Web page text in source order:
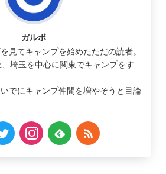
ガルボ
見てキャンプを始めたただの読者。
埼玉を中心に関東でキャンプをす
でにキャンプ仲間を増やそうと目論